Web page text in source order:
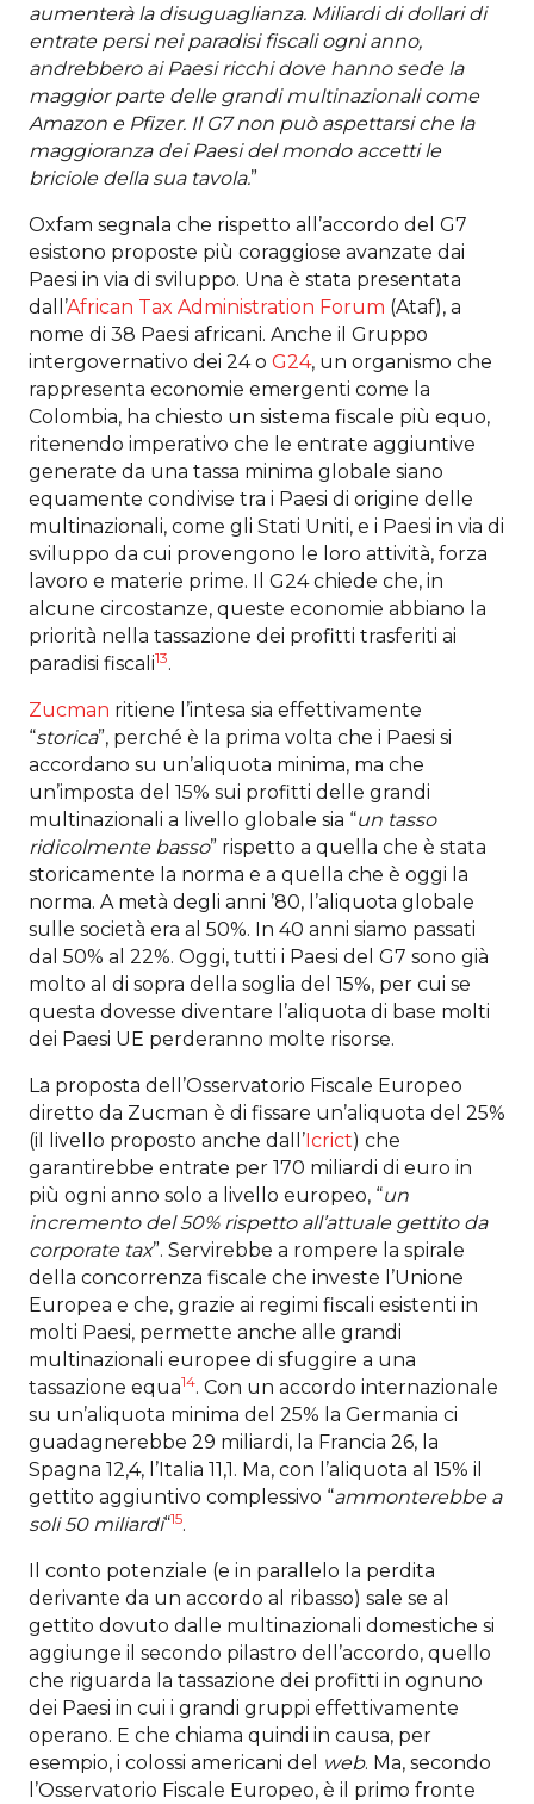
aumenterà la disuguaglianza. Miliardi di dollari di
entrate persi nei paradisi fiscali ogni anno,
andrebbero ai Paesi ricchi dove hanno sede la
maggior parte delle grandi multinazionali come
Amazon e Pfizer. Il G7 non può aspettarsi che la
maggioranza dei Paesi del mondo accetti le
briciole della sua tavola.”
Oxfam segnala che rispetto all’accordo del G7
esistono proposte più coraggiose avanzate dai
Paesi in via di sviluppo. Una è stata presentata
dall’African Tax Administration Forum (Ataf), a
nome di 38 Paesi africani. Anche il Gruppo
intergovernativo dei 24 o G24, un organismo che
rappresenta economie emergenti come la
Colombia, ha chiesto un sistema fiscale più equo,
ritenendo imperativo che le entrate aggiuntive
generate da una tassa minima globale siano
equamente condivise tra i Paesi di origine delle
multinazionali, come gli Stati Uniti, e i Paesi in via di
sviluppo da cui provengono le loro attività, forza
lavoro e materie prime. Il G24 chiede che, in
alcune circostanze, queste economie abbiano la
priorità nella tassazione dei profitti trasferiti ai
paradisi fiscali13.
Zucman ritiene l’intesa sia effettivamente
“storica”, perché è la prima volta che i Paesi si
accordano su un’aliquota minima, ma che
un’imposta del 15% sui profitti delle grandi
multinazionali a livello globale sia “un tasso
ridicolmente basso” rispetto a quella che è stata
storicamente la norma e a quella che è oggi la
norma. A metà degli anni ’80, l’aliquota globale
sulle società era al 50%. In 40 anni siamo passati
dal 50% al 22%. Oggi, tutti i Paesi del G7 sono già
molto al di sopra della soglia del 15%, per cui se
questa dovesse diventare l’aliquota di base molti
dei Paesi UE perderanno molte risorse.
La proposta dell’Osservatorio Fiscale Europeo
diretto da Zucman è di fissare un’aliquota del 25%
(il livello proposto anche dall’ Icrict) che
garantirebbe entrate per 170 miliardi di euro in
più ogni anno solo a livello europeo, “un
incremento del 50% rispetto all’attuale gettito da
corporate tax”. Servirebbe a rompere la spirale
della concorrenza fiscale che investe l’Unione
Europea e che, grazie ai regimi fiscali esistenti in
molti Paesi, permette anche alle grandi
multinazionali europee di sfuggire a una
tassazione equa14. Con un accordo internazionale
su un’aliquota minima del 25% la Germania ci
guadagnerebbe 29 miliardi, la Francia 26, la
Spagna 12,4, l’Italia 11,1. Ma, con l’aliquota al 15% il
gettito aggiuntivo complessivo “ammonterebbe a
soli 50 miliardi“15.
Il conto potenziale (e in parallelo la perdita
derivante da un accordo al ribasso) sale se al
gettito dovuto dalle multinazionali domestiche si
aggiunge il secondo pilastro dell’accordo, quello
che riguarda la tassazione dei profitti in ognuno
dei Paesi in cui i grandi gruppi effettivamente
operano. E che chiama quindi in causa, per
esempio, i colossi americani del
web. Ma, secondo
l’Osservatorio Fiscale Europeo, è il primo fronte